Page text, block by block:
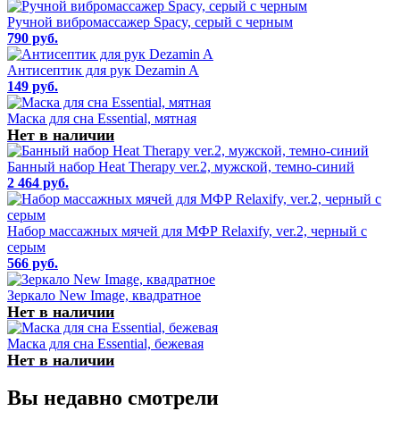
Ручной вибромассажер Spacy, серый с черным
790 руб.
Антисептик для рук Dezamin A
149 руб.
Маска для сна Essential, мятная
Нет в наличии
Банный набор Heat Therapy ver.2, мужской, темно-синий
2 464 руб.
Набор массажных мячей для МФР Relaxify, ver.2, черный с
серым
566 руб.
Зеркало New Image, квадратное
Нет в наличии
Маска для сна Essential, бежевая
Нет в наличии
Вы недавно смотрели